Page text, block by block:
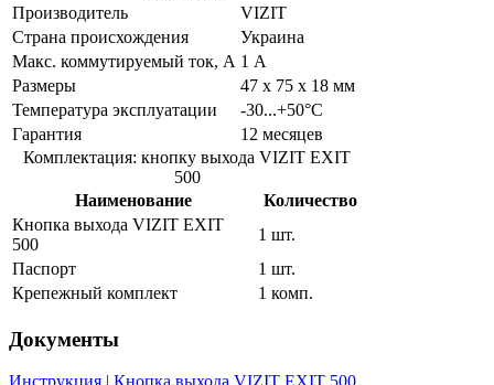
Производитель
VIZIT
Страна происхождения
Украина
Макс. коммутируемый ток, А 1 А
Размеры
47 х 75 х 18 мм
Температура эксплуатации
-30...+50°C
Гарантия
12 месяцев
Комплектация: кнопку выхода VIZIT EXIT
500
Наименование
Количество
Кнопка выхода VIZIT EXIT
500
1 шт.
Паспорт
1 шт.
Крепежный комплект
1 комп.
Документы